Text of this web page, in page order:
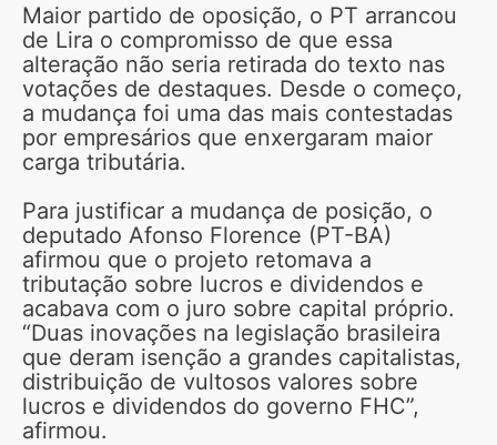
Maior partido de oposição, o PT arrancou
de Lira o compromisso de que essa
alteração não seria retirada do texto nas
votações de destaques. Desde o começo,
a mudança foi uma das mais contestadas
por empresários que enxergaram maior
carga tributária.
Para justificar a mudança de posição, o
deputado Afonso Florence (PT-BA)
afirmou que o projeto retomava a
tributação sobre lucros e dividendos e
acabava com o juro sobre capital próprio.
“Duas inovações na legislação brasileira
que deram isenção a grandes capitalistas,
distribuição de vultosos valores sobre
lucros e dividendos do governo FHC”,
afirmou.